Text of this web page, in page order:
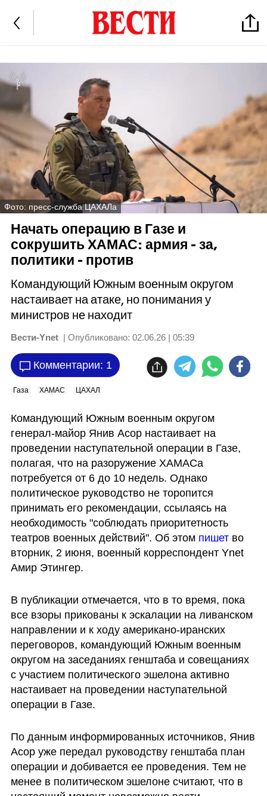
Фото: пресс-служба ЦАХАЛа
Начать операцию в Газе и
сокрушить ХАМАС: армия - за,
политики - против
Командующий Южным военным округом
настаивает на атаке, но понимания у
министров не находит
Вести-Ynet | Опубликовано: 02.06.26 | 05:39
Комментарии: 1
Газа ХАМАС ЦАХАЛ
Командующий Южным военным округом
генерал-майор Янив Асор настаивает на
проведении наступательной операции в Газе,
полагая, что на разоружение ХАМАСа
потребуется от 6 до 10 недель. Однако
политическое руководство не торопится
принимать его рекомендации, ссылаясь на
необходимость "соблюдать приоритетность
театров военных действий". Об этом пишет во
вторник, 2 июня, военный корреспондент Ynet
Амир Этингер.
В публикации отмечается, что в то время, пока
все взоры прикованы к эскалации на ливанском
направлении и к ходу американо-иранских
переговоров, командующий Южным военным
округом на заседаниях генштаба и совещаниях
с участием политического эшелона активно
настаивает на проведении наступательной
операции в Газе.
По данным информированных источников, Янив
Асор уже передал руководству генштаба план
операции и добивается ее проведения. Тем не
менее в политическом эшелоне считают, что в